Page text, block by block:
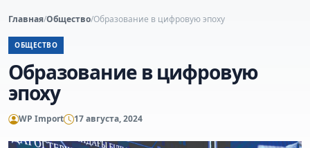
Главная/Общество/Образование в цифровую эпоху
ОБЩЕСТВО
Образование в цифровую
эпоху
WP Import 17 августа, 2024